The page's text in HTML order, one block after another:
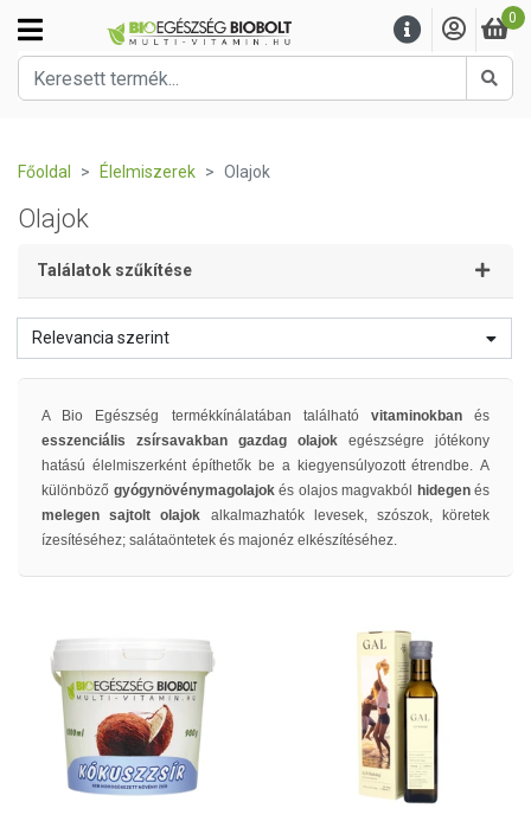
0
Főoldal Élelmiszerek Olajok
Olajok
Találatok szűkítése
Relevancia szerint
A Bio Egészség termékkínálatában található vitaminokbanés
esszenciális zsírsavakban gazdag olajok egészségre jótékony
hatású élelmiszerként építhetők be a kiegyensúlyozott étrendbe. A
különböző gyógynövénymagolajok és olajos magvakból hidegen és
melegen sajtolt olajok alkalmazhatók levesek, szószok, köretek
ízesítéséhez; salátaöntetek és majonéz elkészítéséhez.